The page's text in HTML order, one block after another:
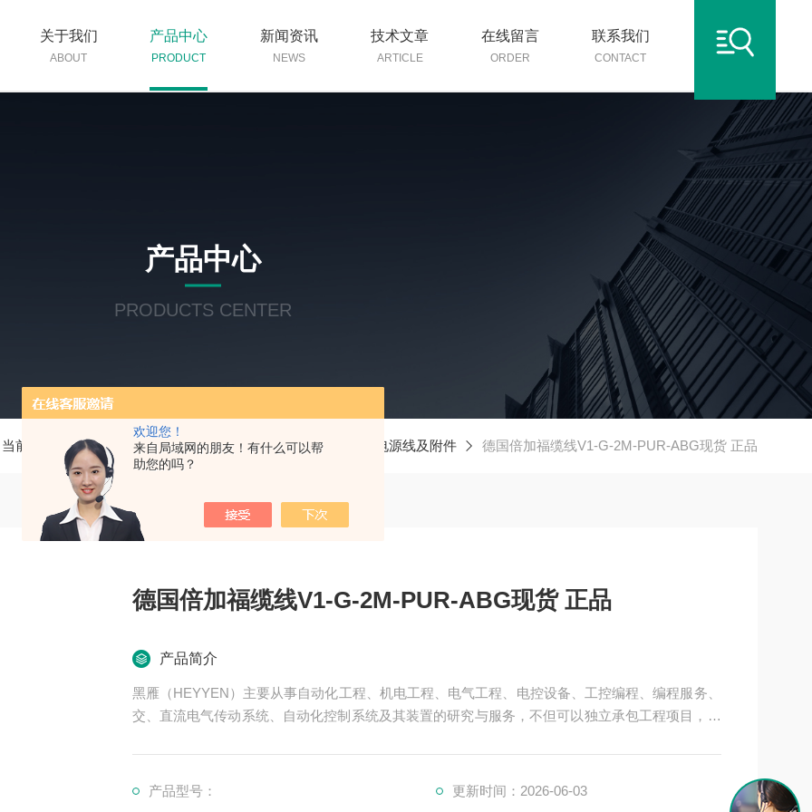
欢迎您！
来自局域网的朋友！有什么可以帮
助您的吗？
关于我们
ABOUT
产品中心
PRODUCT
新闻资讯
NEWS
技术文章
ARTICLE
在线留言
ORDER
联系我们
CONTACT
产品中心
PRODUCTS CENTER
当前位置：首页 产品中心 德国P+F倍加福 连接器、电源线及附件 德国倍加福缆线V1-G-2M-PUR-ABG现货 正品
德国倍加福缆线V1-G-2M-PUR-ABG现货 正品
产品简介
黑雁（HEYYEN）主要从事自动化工程、机电工程、电气工程、电控设备、工控编程、编程服务、
交、直流电气传动系统、自动化控制系统及其装置的研究与服务，不但可以独立承包工程项目，还
领域。德国倍加福缆线V1-G-2M-PUR-ABG现货 正品
产品型号： 更新时间：2026-06-03